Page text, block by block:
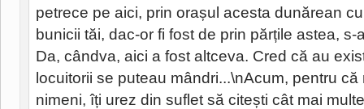
petrece pe aici, prin orașul acesta dunărean
bunicii tăi, dac-or fi fost de prin părțile astea,
Da, cândva, aici a fost altceva. Cred că au
locuitorii se puteau mândri...\nAcum, pentru
nimeni, îți urez din suflet să citești cât mai